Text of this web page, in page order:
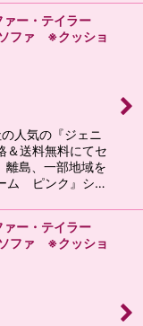
ー・テイラー
ファ ※クッショ
人気の『ジェニ
＆送料無料にてセ
離島、一部地域を
ム ピンク』シ…
ー・テイラー
ファ ※クッショ